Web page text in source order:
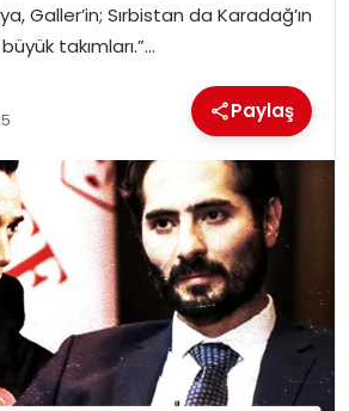
Galler’in; Sırbistan da Karadağ’ın
takımları.”…
Paylaş